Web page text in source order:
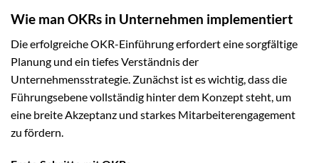
Wie man OKRs in Unternehmen implementiert
Die erfolgreiche OKR-Einführung erfordert eine sorgfältige
Planung und ein tiefes Verständnis der
Unternehmensstrategie. Zunächst ist es wichtig, dass die
Führungsebene vollständig hinter dem Konzept steht, um
eine breite Akzeptanz und starkes Mitarbeiterengagement
zu fördern.